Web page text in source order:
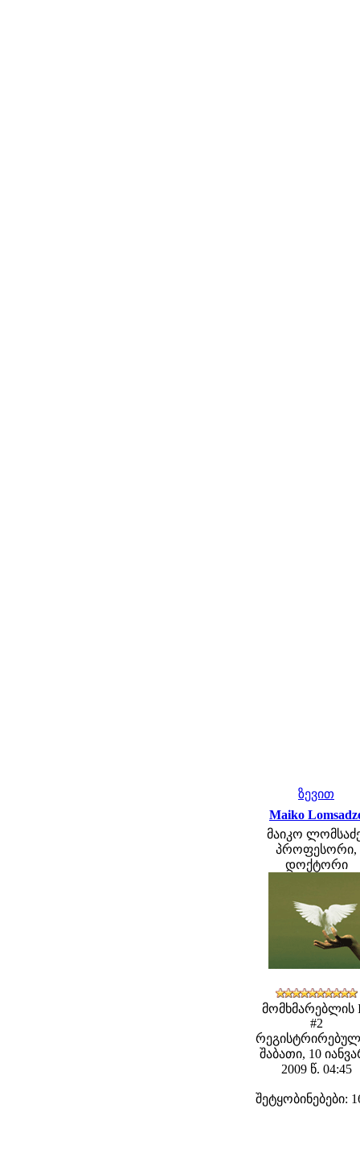
ზევით
Maiko
მაიკო
პროფესორი,
დოქტორი
მომხმარებლის
#2
შაბათი, 10
2009 წ. 04:45
შეტყობინებები: